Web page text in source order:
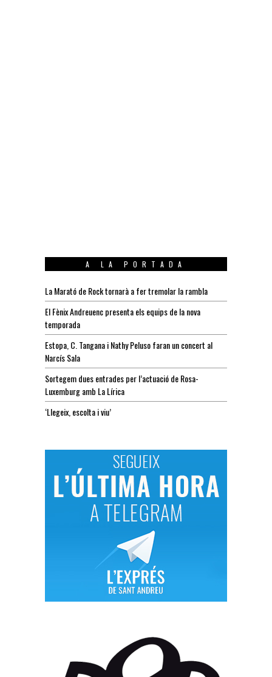
A LA PORTADA
La Marató de Rock tornarà a fer tremolar la rambla
El Fènix Andreuenc presenta els equips de la nova
temporada
Estopa, C. Tangana i Nathy Peluso faran un concert al
Narcís Sala
Sortegem dues entrades per l’actuació de Rosa-
Luxemburg amb La Lírica
‘Llegeix, escolta i viu’